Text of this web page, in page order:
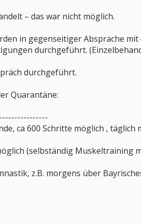
– das war nicht möglich.
in gegenseitiger Absprache
durchgeführt.
durchgeführt.
Quarantäne:
ca 600 Schritte möglich , täglich
(selbständig Muskeltraining
z.B. morgens über